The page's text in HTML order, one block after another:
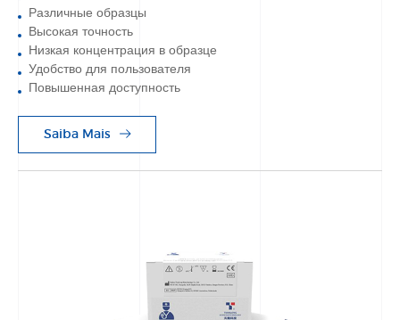
Различные образцы
Высокая точность
Низкая концентрация в образце
Удобство для пользователя
Повышенная доступность
Saiba Mais